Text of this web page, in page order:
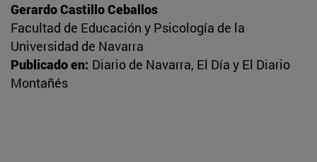
Gerardo Castillo Ceballos
Facultad de Educación y Psicología de la
Universidad de Navarra
Publicado en: Diario de Navarra, El Día y El Diario
Montañés